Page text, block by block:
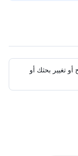
تغيير بحثك أو